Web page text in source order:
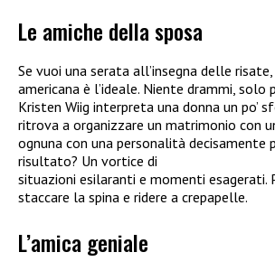
Le amiche della sposa
Se vuoi una serata all’insegna delle
americana è l’ideale. Niente drammi,
Kristen Wiig interpreta una donna un po’
ritrova a organizzare un matrimonio con
ognuna con una personalità decisamente
risultato? Un vortice di
situazioni esilaranti e momenti
staccare la spina e ridere a crepapelle.
L’amica geniale